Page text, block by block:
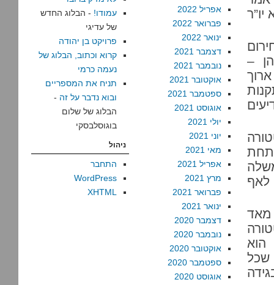
–
תחת
לאף
מאד
הוא
אפריל 2022
פברואר 2022
ינואר 2022
דצמבר 2021
נובמבר 2021
אוקטובר 2021
ספטמבר 2021
אוגוסט 2021
יולי 2021
יוני 2021
מאי 2021
אפריל 2021
מרץ 2021
פברואר 2021
ינואר 2021
דצמבר 2020
נובמבר 2020
אוקטובר 2020
ספטמבר 2020
אוגוסט 2020
עמודו! - הבלוג החדש
של עדיגי
פרויקט בן יהודה
קרוא וכתוב, הבלוג של
נעמה כרמי
תניח את המספריים
ובוא נדבר על זה -
הבלוג של שלום
בוגוסלבסקי
ניהול
התחבר
WordPress
XHTML